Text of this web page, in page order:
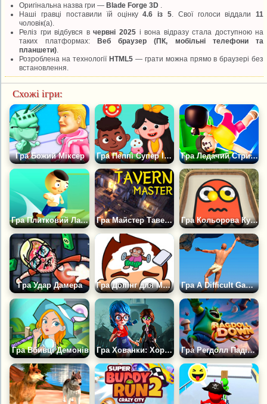
Оригінальна назва гри —Blade Forge 3D
Наші гравці поставили їй оцінку4.6 із 5. Свої голоси віддали11
чоловік(а).
Реліз гри відбувся вчервні 2025і вона відразу стала доступною на
таких платформах: Веб браузер (ПК, мобільні телефони та
планшети)
Розроблена на технології HTML5— грати можна прямо в браузері без
встановлення.
Схожі ігри:
Гра Божий Міксер Гра Пеппі Супер Історія: Розваги Гра Ледачий Стрибок
Гра Плитковий Лабіринт Гра Майстер Таверни Гра Кольорова Куля
Гра Удар Дамера Гра Допінг для Мозку: Стерти Одну Деталь Гра A Difficult Game About Climbing
Гра Вбивці Демонів Гра Хованки: Хоррор Втеча Гра Регдолл Падіння